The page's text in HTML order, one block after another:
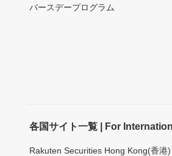
バースデープログラム
各国サイト一覧 | For
Rakuten Securities Hong Kong(香港)